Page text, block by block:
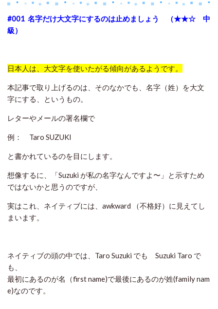
#001 名字だけ大文字にするのは止めましょう （★★☆ 中
級）
日本人は、大文字を使いたがる傾向があるようです。
本記事で取り上げるのは、そのなかでも、名字（姓）を大文
字にする、というもの。
レターやメールの署名欄で
例： Taro SUZUKI
と書かれているのを目にします。
想像するに、「Suzuki が私の名字なんですよ〜」と示すため
ではないかと思うのですが、
実はこれ、ネイティブには、awkward （不格好）に見えてし
まいます。
ネイティブの頭の中では、Taro Suzuki でも Suzuki Taro で
も、
最初にあるのが名（first name)で最後にあるのが姓(family nam
e)なのです。